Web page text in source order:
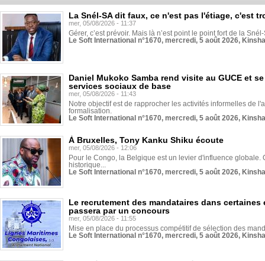
La Snél-SA dit faux, ce n'est pas l'étiage, c'est
mer, 05/08/2026 - 11:37
Gérer, c’est prévoir. Mais là n’est point le point fort de la
Le Soft International n°1670, mercredi, 5 août 2026,
Daniel Mukoko Samba rend visite au GUCE et
services sociaux de base
mer, 05/08/2026 - 11:43
Notre objectif est de rapprocher les activités informelles de
formalisation.
Le Soft International n°1670, mercredi, 5 août 2026,
À Bruxelles, Tony Kanku Shiku écoute
mer, 05/08/2026 - 12:06
Pour le Congo, la Belgique est un levier d'influence globale.
historique...
Le Soft International n°1670, mercredi, 5 août 2026,
Le recrutement des mandataires dans
passera par un concours
mer, 05/08/2026 - 11:55
Mise en place du processus compétitif de sélection des
Le Soft International n°1670, mercredi, 5 août 2026,